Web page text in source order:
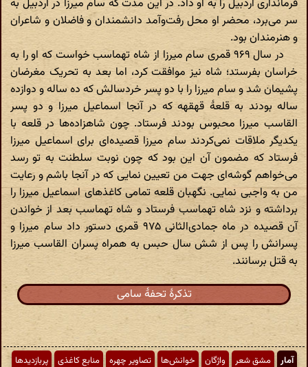
فرمانداری اردبیل را به او داد. در این مدت که سام میرزا در اردبیل به
سر می‌برد، محضر او محل رفت‌وآمد دانشمندان و فاضلان و شاعران
و هنرمندان بود.
در سال ۹۶۹ قمری سام میرزا از شاه تهماسب خواست که او را به
خراسان بفرستد؛ شاه نیز موافقت کرد، اما بعد به تحریک مغرضان
پشیمان شد و سام میرزا را با دو پسر خردسالش که ده ساله و دوازده
ساله بودند به قلعهٔ قهقهه که در آنجا اسماعیل میرزا و دو پسر
القاسب میرزا محبوس بودند فرستاد. چون شاهزاده‌ها در قلعه با
یکدیگر ملاقات نمی‌کردند سام میرزا قصیده‌ای برای اسماعیل میرزا
فرستاد که مضمون آن این بود که چون نوبت سلطنت به تو رسد
می‌خواهم گوشه‌ای جهت من تعیین نمایی که در آنجا باشم و رعایت
من به واجبی نمایی. نگهبان قلعه تمامی کاغذهای اسماعیل میرزا را
برداشته و نزد شاه تهماسب فرستاد و شاه تهماسب بعد از خواندن
آن قصیده در ماه جمادی‌الثانی ۹۷۵ قمری دستور داد سام میرزا و
پسرانش را پس از شش سال حبس به همراه پسران القاسب میرزا
به قتل برسانند.
تذکرهٔ تحفهٔ سامی
آمار مشق شعر واژگان خوانش‌ها تصاویر چهره منابع کاغذی پربازدیدها